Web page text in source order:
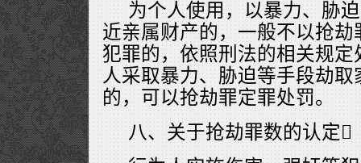
为个人使用，以暴力、胁
近亲属财产的，一般不以抢
犯罪的，依照刑法的相关规
人采取暴力、胁迫等手段劫
的，可以抢劫罪定罪处罚。
八、关于抢劫罪数的认定